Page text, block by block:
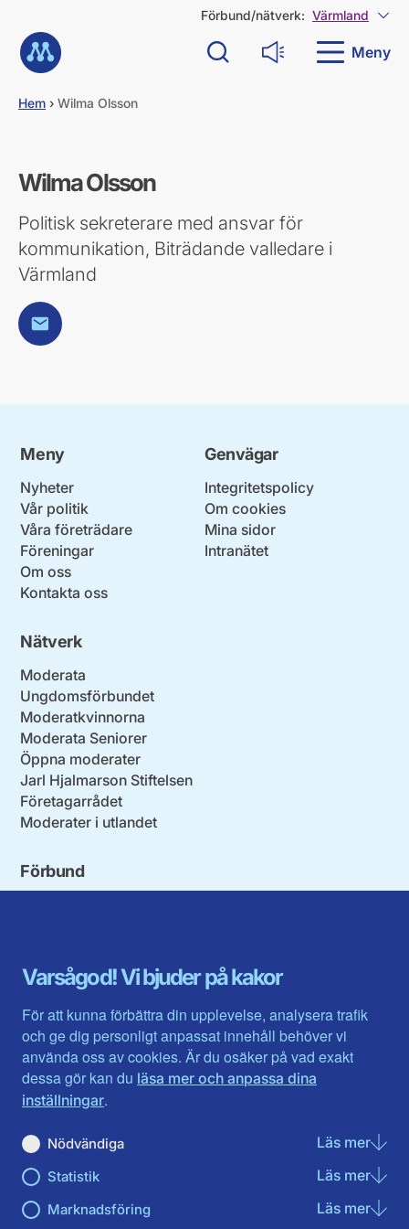
Varsågod! Vi bjuder på kakor
För att kunna förbättra din upplevelse, analysera trafik
och ge dig personligt anpassat innehåll behöver vi
använda oss av cookies. Är du osäker på vad exakt
dessa gör kan du läsa mer och anpassa dina
inställningar.
Nödvändiga Läs merom
Statistik Läs merom
Marknadsföring Läs merom
Förbund/nätverk: Värmland
Sök Läs upp Meny
Hem › Wilma Olsson
Wilma Olsson
Politisk sekreterare med ansvar för
kommunikation, Biträdande valledare i
Värmland
E-post
Meny
Nyheter
Vår politik
Våra företrädare
Föreningar
Om oss
Kontakta oss
Genvägar
Integritetspolicy
Om cookies
Mina sidor
Intranätet
Nätverk
Moderata
Ungdomsförbundet
Moderatkvinnorna
Moderata Seniorer
Öppna moderater
Jarl Hjalmarson Stiftelsen
Företagarrådet
Moderater i utlandet
Förbund
Gävleborg
Halland
Jämtlands län
Jönköpings län
Kalmar län
Kronobergs län
Norrbotten
Skåne län
Värmlands län
Västerbotten
Västra Götaland
Västernorrland
Västmanland
Örebro län
Östergötland
Du hittar oss här på sociala medier
FacebookInstagram